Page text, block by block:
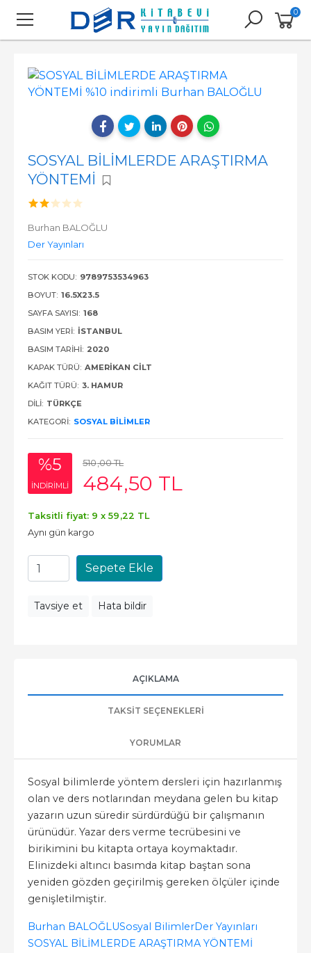
0
SOSYAL BİLİMLERDE ARAŞTIRMA
YÖNTEMİ
Burhan BALOĞLU
Der Yayınları
STOK KODU: 9789753534963
BOYUT: 16.5X23.5
SAYFA SAYISI: 168
BASIM YERI: İSTANBUL
BASIM TARIHI: 2020
KAPAK TÜRÜ: AMERIKAN CILT
KAĞIT TÜRÜ: 3. HAMUR
DILI: TÜRKÇE
KATEGORI: SOSYAL BILIMLER
%5
INDIRIMLI
510,00TL
484,50 TL
Taksitli fiyat: 9 x 59 ,22 TL
Aynı gün kargo
Sepete Ekle
Tavsiye et Hata bildir
AÇIKLAMA
TAKSIT SEÇENEKLERI
YORUMLAR
Sosyal bilimlerde yöntem dersleri için hazırlanmış
olan ve ders notlarından meydana gelen bu kitap
yazarın uzun süredir sürdürdüğü bir çalışmanın
ürünüdür. Yazar ders verme tecrübesini ve
birikimini bu kitapta ortaya koymaktadır.
Elinizdeki altıncı basımda kitap baştan sona
yeniden gözden geçirilmiş gereken ölçüler içinde
genişletilmiştir.
Burhan BALOĞLUSosyal BilimlerDer Yayınları
SOSYAL BİLİMLERDE ARAŞTIRMA YÖNTEMİ